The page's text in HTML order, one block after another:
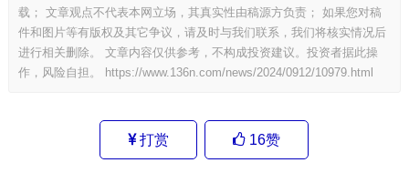
载； 文章观点不代表本网立场，其真实性由稿源方负责； 如果您对稿
件和图片等有版权及其它争议，请及时与我们联系，我们将核实情况后
进行相关删除。 文章内容仅供参考，不构成投资建议。投资者据此操
作，风险自担。
https://www.136n.com/news/2024/0912/10979.html
打赏 16赞